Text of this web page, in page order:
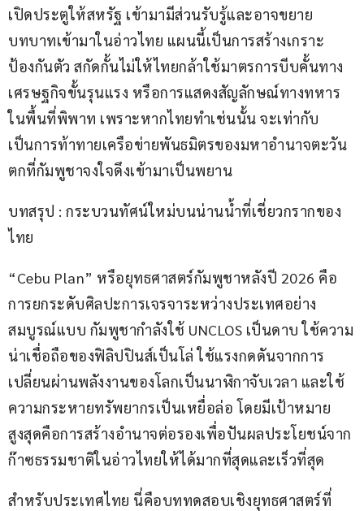
เปิดประตูให้สหรัฐ เข้ามามีส่วนรับรู้และอาจขยาย
บทบาทเข้ามาในอ่าวไทย แผนนี้เป็นการสร้างเกราะ
ป้องกันตัว สกัดกั้นไม่ให้ไทยกล้าใช้มาตรการบีบคั้นทาง
เศรษฐกิจขั้นรุนแรง หรือการแสดงสัญลักษณ์ทางทหาร
ในพื้นที่พิพาท เพราะหากไทยทำเช่นนั้น จะเท่ากับ
เป็นการท้าทายเครือข่ายพันธมิตรของมหาอำนาจตะวัน
ตกที่กัมพูชาจงใจดึงเข้ามาเป็นพยาน
บทสรุป : กระบวนทัศน์ใหม่บนน่านน้ำที่เชี่ยวกรากของ
ไทย
“Cebu Plan” หรือยุทธศาสตร์กัมพูชาหลังปี 2026 คือ
การยกระดับศิลปะการเจรจาระหว่างประเทศอย่าง
สมบูรณ์แบบ กัมพูชากำลังใช้ UNCLOS เป็นดาบ ใช้ความ
น่าเชื่อถือของฟิลิปปินส์เป็นโล่ ใช้แรงกดดันจากการ
เปลี่ยนผ่านพลังงานของโลกเป็นนาฬิกาจับเวลา และใช้
ความกระหายทรัพยากรเป็นเหยื่อล่อ โดยมีเป้าหมาย
สูงสุดคือการสร้างอำนาจต่อรองเพื่อปันผลประโยชน์จาก
ก๊าซธรรมชาติในอ่าวไทยให้ได้มากที่สุดและเร็วที่สุด
สำหรับประเทศไทย นี่คือบททดสอบเชิงยุทธศาสตร์ที่